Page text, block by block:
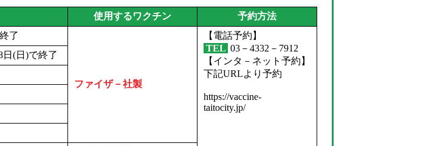
使用するワクチン
予約方法
了
ファイザ－社製
【電話予約】
TEL 03－4332－7912
【インタ－ネット予約】
下記URLより予約
https://vaccine-
taitocity.jp/
(日)で終了